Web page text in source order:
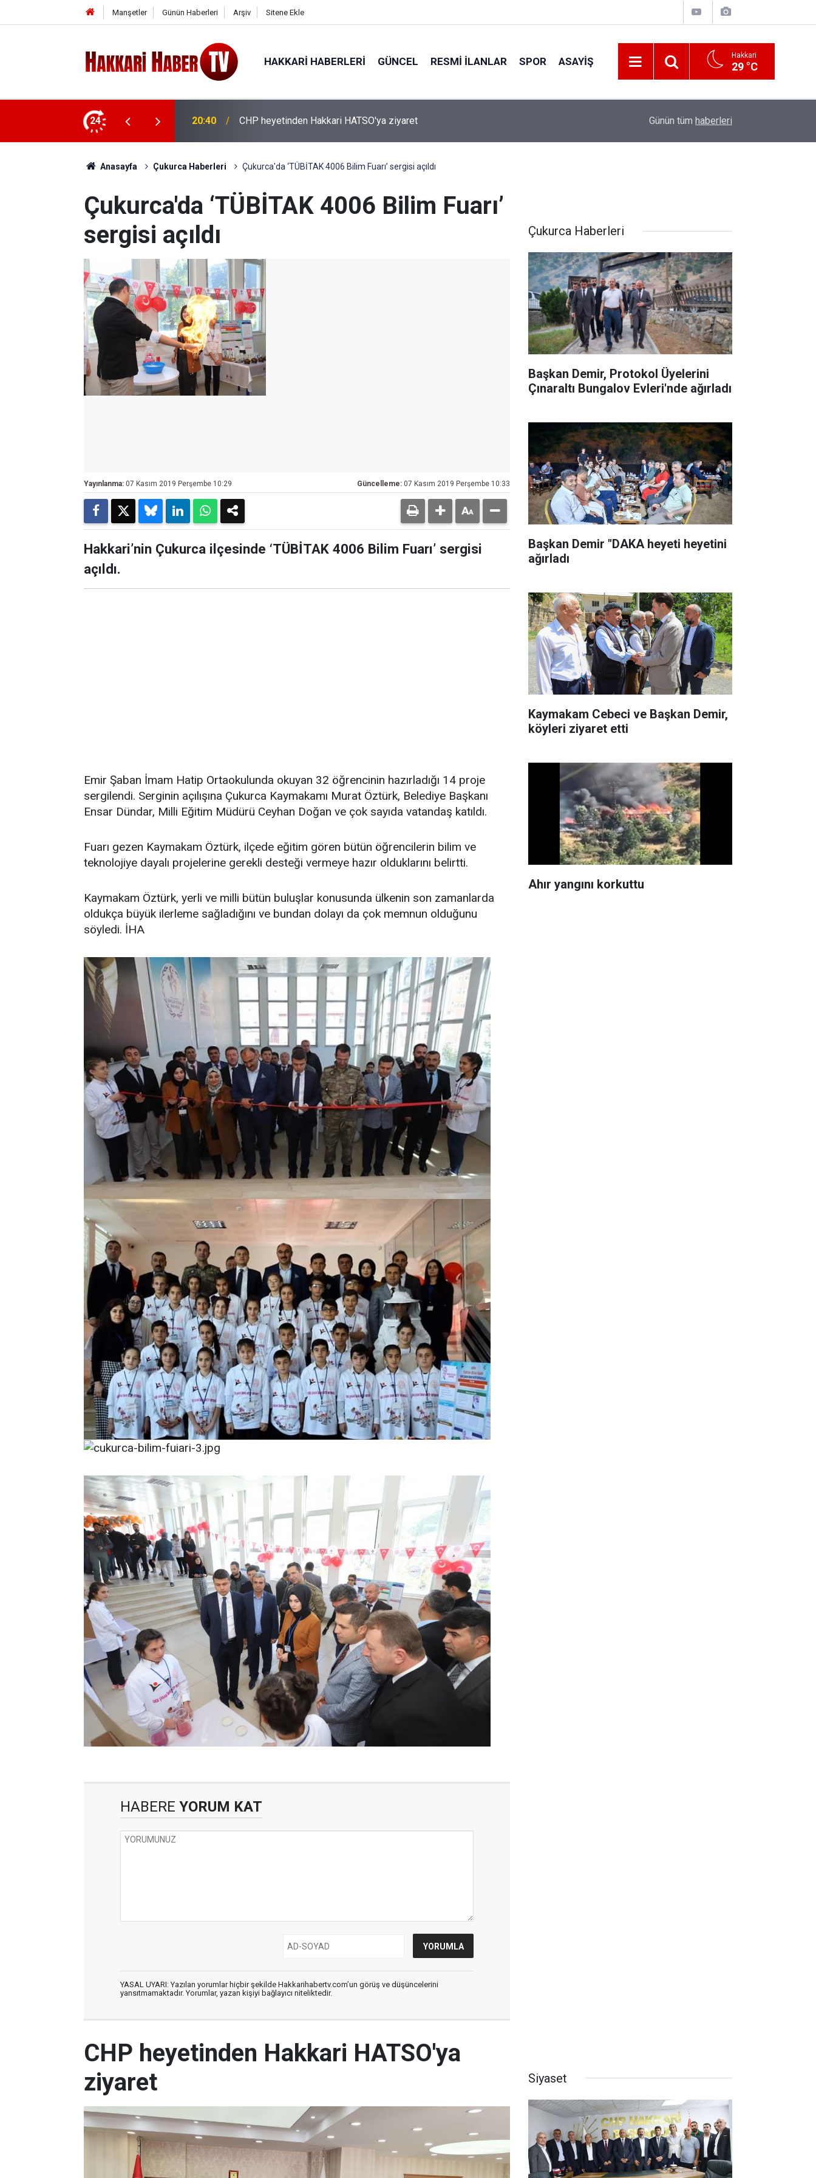
Manşetler Günün Haberleri Arşiv Sitene Ekle
HAKKARI HABERLERI GÜNCEL RESMI İLANLAR SPOR ASAYIŞ Hakkari
29 °C
24 20:36 İhtiyaç Sahibi Engellilere umut olan bağış Başkan Çayan Çiçek, konfederasyon heyetini
Günün tüm haberleri
Anasayfa Çukurca Haberleri Çukurca'da ‘TÜBİTAK 4006 Bilim Fuarı’ sergisi açıldı
Çukurca'da ‘TÜBİTAK 4006 Bilim Fuarı’
sergisi açıldı
Yayınlanma: 07 Kasım 2019 Perşembe 10:29 Güncelleme: 07 Kasım 2019 Perşembe 10:33
Hakkari’nin Çukurca ilçesinde ‘TÜBİTAK 4006 Bilim Fuarı’ sergisi
açıldı.
Emir Şaban İmam Hatip Ortaokulunda okuyan 32 öğrencinin hazırladığı 14 proje
sergilendi. Serginin açılışına Çukurca Kaymakamı Murat Öztürk, Belediye Başkanı
Ensar Dündar, Milli Eğitim Müdürü Ceyhan Doğan ve çok sayıda vatandaş katıldı.
Fuarı gezen Kaymakam Öztürk, ilçede eğitim gören bütün öğrencilerin bilim ve
teknolojiye dayalı projelerine gerekli desteği vermeye hazır olduklarını belirtti.
Kaymakam Öztürk, yerli ve milli bütün buluşlar konusunda ülkenin son zamanlarda
oldukça büyük ilerleme sağladığını ve bundan dolayı da çok memnun olduğunu
söyledi. İHA
HABERE YORUM KAT
YASAL UYARI: Yazılan yorumlar hiçbir şekilde Hakkarihabertv.com’un görüş ve düşüncelerini
yansıtmamaktadır. Yorumlar, yazan kişiyi bağlayıcı niteliktedir.
Çukurca Haberleri
Başkan Demir, Protokol Üyelerini
Çınaraltı Bungalov Evleri'nde ağırladı
Başkan Demir "DAKA heyeti heyetini
ağırladı
Kaymakam Cebeci ve Başkan Demir,
köyleri ziyaret etti
Ahır yangını korkuttu
CHP heyetinden Hakkari HATSO'ya
ziyaret
Siyaset